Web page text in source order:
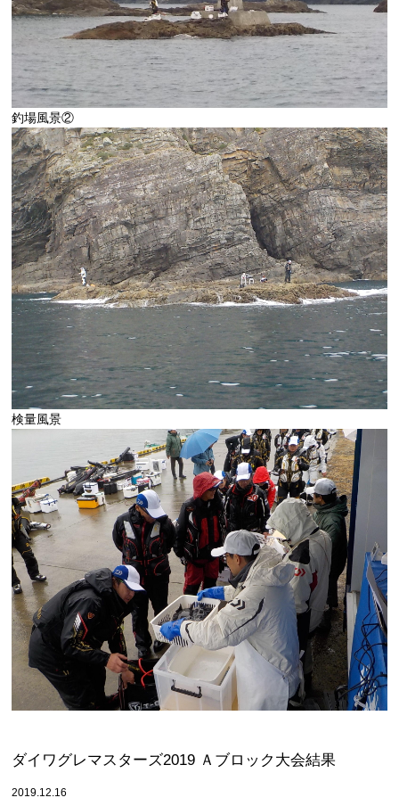
釣場風景②
検量風景
ダイワグレマスターズ2019 Ａブロック大会結果
2019.12.16